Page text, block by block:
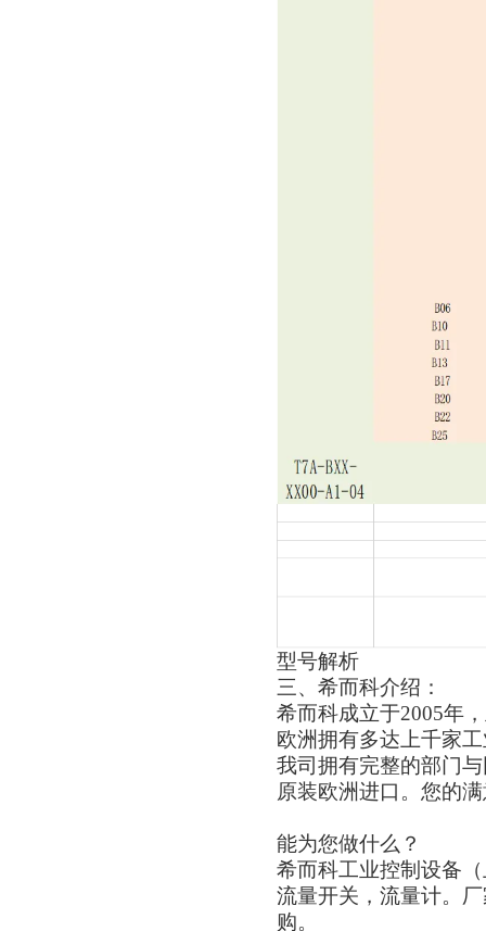
型号解析
三、 希而科介绍：
希而科成立于2005年
欧洲拥有多达上千家
我司拥有完整的部门
原装欧洲进口。您的
能为您做什么？
希而科工业控制设备
流量开关，流量计。
购。